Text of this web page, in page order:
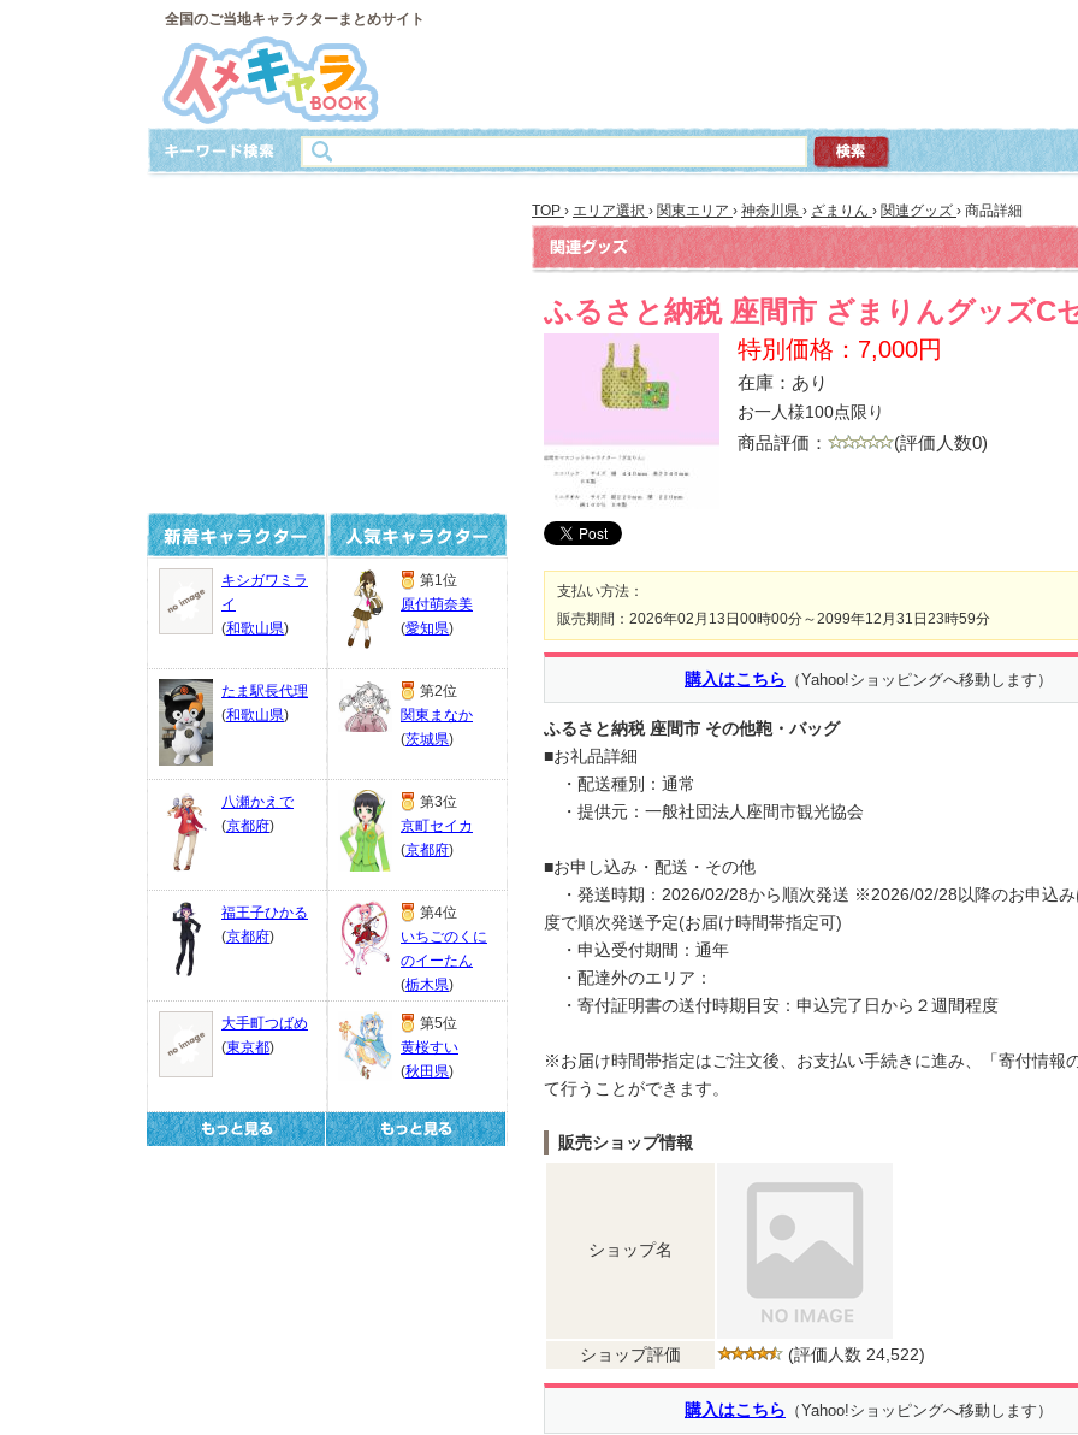
全国のご当地キャラクターまとめサイト
キシガワミラ
イ
(和歌山県)
たま駅長代理
(和歌山県)
八瀬かえで
(京都府)
福王子ひかる
(京都府)
大手町つばめ
(東京都)
第1位
原付萌奈美
(愛知県)
第2位
関東まなか
(茨城県)
第3位
京町セイカ
(京都府)
第4位
いちごのくに
のイーたん
(栃木県)
第5位
黄桜すい
(秋田県)
TOP › エリア選択 › 関東エリア › 神奈川県 › ざまりん › 関連グッズ › 商品詳細
ふるさと納税 座間市 ざまりんグッズC
特別価格：7,000円
在庫：あり
お一人様100点限り
商品評価： (評価人数0)
支払い方法：
販売期間：2026年02月13日00時00分～2099年12月31日23時59分
購入はこちら （Yahoo!ショッピングへ移動します）
ふるさと納税 座間市 その他鞄・バッグ
■お礼品詳細
・配送種別：通常
・提供元：一般社団法人座間市観光協会
■お申し込み・配送・その他
・発送時期：2026/02/28から順次発送 ※2026/02/28以降のお申込み
度で順次発送予定(お届け時間帯指定可)
・申込受付期間：通年
・配達外のエリア：
・寄付証明書の送付時期目安：申込完了日から２週間程度
※お届け時間帯指定はご注文後、お支払い手続きに進み、「寄付情報
て行うことができます。
販売ショップ情報
ショップ名
ショップ評価 (評価人数 24,522)
購入はこちら （Yahoo!ショッピングへ移動します）